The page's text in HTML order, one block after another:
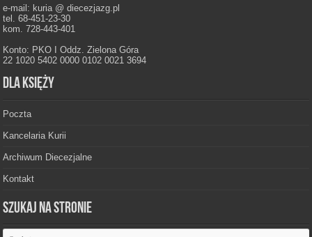
e-mail: kuria @ diecezjazg.pl
tel. 68-451-23-30
kom. 728-443-401
Konto: PKO I Oddz. Zielona Góra
22 1020 5402 0000 0102 0021 3694
Dla księży
Poczta
Kancelaria Kurii
Archiwum Diecezjalne
Kontakt
Szukaj na stronie